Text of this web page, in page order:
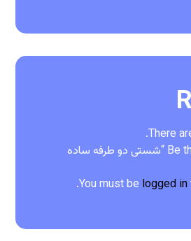
There
Be the first to review “شستی دو طرفه ساده
You must be logged in